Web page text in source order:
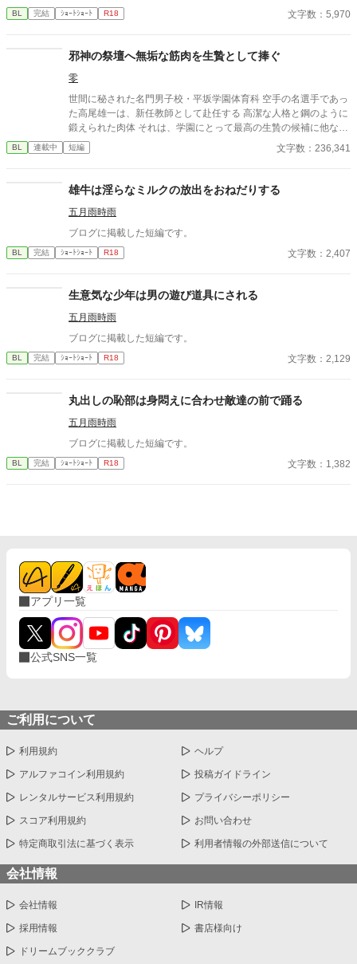
BL 完結 ｼｮｰﾄｼｮｰﾄ R18 文字数：5,970
邪神の祭壇へ無垢な筋肉を生贄として捧ぐ
零
世間に秘された名門男子校・平坂学園体育科 空手の名選手であっ
た高尾雄一は、新任教師として赴任する 高潔な人格と鋼のように
鍛えられた肉体 それは、学園にとって最高の生贄の候補に他なら
なかった 至高の筋肉を持つ、精神を削られ意志をなくした青年を
太古の神に捧げるため、“水”、“風”、“土”の信奉者達が暗躍する 意
校で繰り広げられるダークファンタジー
BL 連載中 短編 文字数：236,341
雄牛は淫らなミルクの放出をおねだりする
五月雨時雨
ブログに掲載した短編です。
BL 完結 ｼｮｰﾄｼｮｰﾄ R18 文字数：2,407
生意気な少年は男の遊び道具にされる
五月雨時雨
ブログに掲載した短編です。
BL 完結 ｼｮｰﾄｼｮｰﾄ R18 文字数：2,129
丸出しの恥部は身悶えに合わせ敵達の前で踊る
五月雨時雨
ブログに掲載した短編です。
BL 完結 ｼｮｰﾄｼｮｰﾄ R18 文字数：1,382
アプリ一覧
公式SNS一覧
ご利用について
利用規約 ヘルプ
アルファコイン利用規約 投稿ガイドライン
レンタルサービス利用規約 プライバシーポリシー
スコア利用規約 お問い合わせ
特定商取引法に基づく表示 利用者情報の外部送信について
会社情報
会社情報 IR情報
採用情報 書店様向け
ドリームブッククラブ